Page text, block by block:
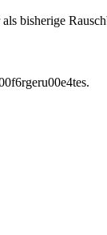
bisherige